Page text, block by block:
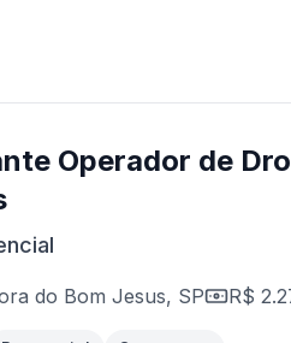
Operador de
do Bom Jesus, SP R$